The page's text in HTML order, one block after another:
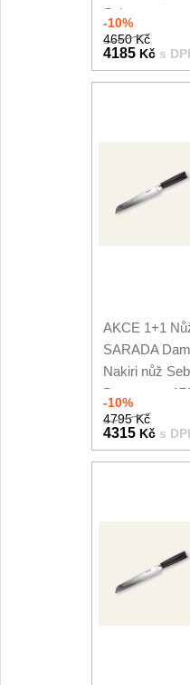
Seburo...
-10%
4650 Kč
4185 Kč s
AKCE 1+1
SARADA
Nakiri nůž
Damascus
-10%
4795 Kč
4315 Kč s